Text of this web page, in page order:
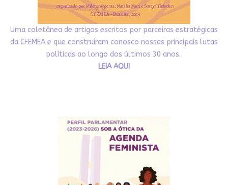
Uma coletânea de artigos escritos por parceiras estratégicas
da CFEMEA e que construíram conosco nossas principais lutas
políticas ao longo dos últimos 30 anos.
LEIA AQUI